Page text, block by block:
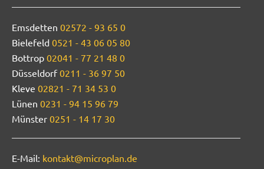
Emsdetten 02572 - 93 65 0
Bielefeld 0521 - 43 06 05 80
Bottrop 02041 - 77 21 48 0
Düsseldorf0211 - 36 97 50
Kleve 02821 - 71 34 53 0
Lünen 0231 - 94 15 96 79
Münster 0251 - 14 17 30
E-Mail: kontakt@microplan.de